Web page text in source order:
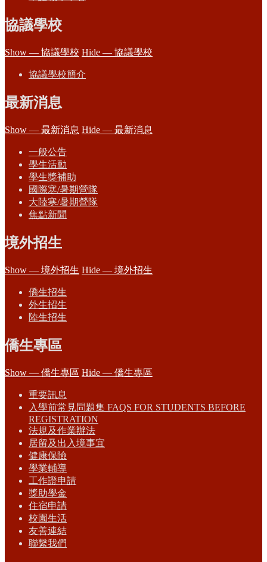
協議學校
Show — 協議學校 Hide — 協議學校
協議學校簡介
最新消息
Show — 最新消息 Hide — 最新消息
一般公告
學生活動
學生獎補助
國際寒/暑期營隊
大陸寒/暑期營隊
焦點新聞
境外招生
Show — 境外招生 Hide — 境外招生
僑生招生
外生招生
陸生招生
僑生專區
Show — 僑生專區 Hide — 僑生專區
重要訊息
入學前常見問題集 FAQS FOR STUDENTS BEFORE
REGISTRATION
法規及作業辦法
居留及出入境事宜
健康保險
學業輔導
工作證申請
獎助學金
住宿申請
校園生活
友善連結
聯繫我們